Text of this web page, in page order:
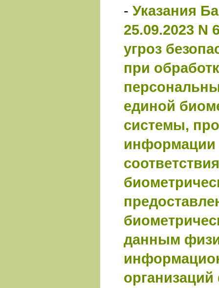
- Указания
25.09.2023 N
угроз
при
единой
системы,
информации
данным